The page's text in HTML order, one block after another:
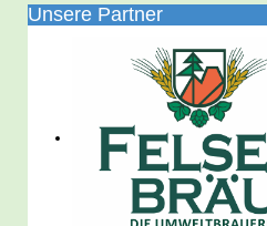
Unsere Partner